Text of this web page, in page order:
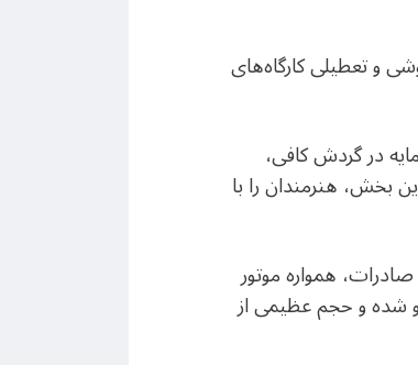
و تعطیلی کارگاه‌های
در گردش کافی،
بخش، هنرمندان را با
همواره موتور
شده و حجم عظیمی از